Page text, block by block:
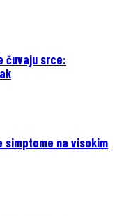
čuvaju srce:
simptome na visokim